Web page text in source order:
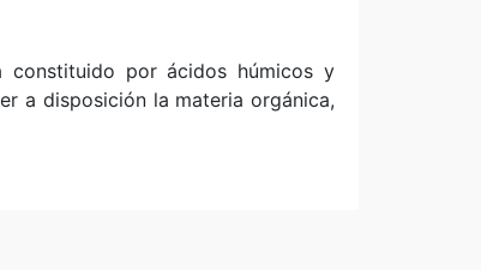
constituido por ácidos húmicos y
a disposición la materia orgánica,